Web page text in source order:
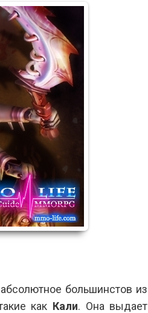
Stopgame:
Kanobu:
Котонавты:
Digital Spy:
большинстов из
как Кали. Она выдает